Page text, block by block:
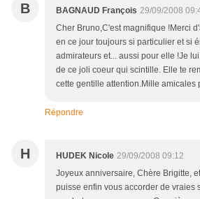
B BAGNAUD François 29/09/2008
Cher Bruno,C'est magnifique !Merci
en ce jour toujours si particulier et si
admirateurs et... aussi pour elle !Je
de ce joli coeur qui scintille. Elle te
cette gentille attention.Mille amicales
Répondre
H HUDEK Nicole 29/09/2008 09:12
Joyeux anniversaire, Chère Brigitte,
puisse enfin vous accorder de vraies